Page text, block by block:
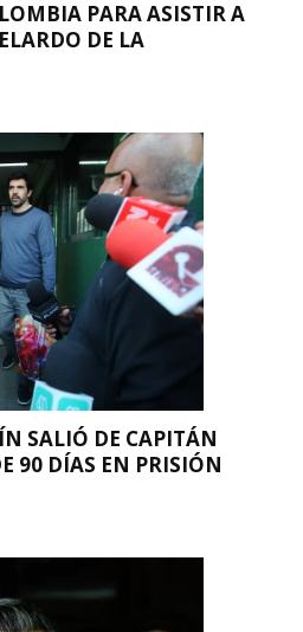
PARA ASISTIR A
DE LA
SALIÓ DE CAPITÁN
90 DÍAS EN PRISIÓN